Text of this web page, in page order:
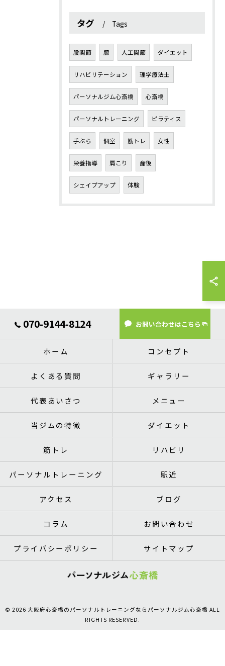
タグ Tags
股関節 膝 人工関節 ダイエット
リハビリテーション 理学療法士
パーソナルジム心斎橋 心斎橋
パーソナルトレーニング ピラティス
手ぶら 個室 筋トレ 女性
栄養指導 肩こり 産後
シェイプアップ 体験
070-9144-8124 お問い合わせはこちら
ホーム コンセプト
よくある質問 ギャラリー
代表あいさつ メニュー
当ジムの特徴 ダイエット
筋トレ リハビリ
パーソナルトレーニング 駅近
アクセス ブログ
コラム お問い合わせ
プライバシーポリシー サイトマップ
© 2026 大阪府心斎橋のパーソナルトレーニングならパーソナルジム心斎橋 ALL
RIGHTS RESERVED.